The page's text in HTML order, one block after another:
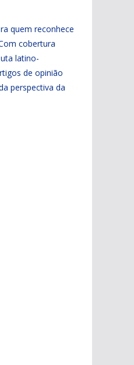
quem reconhece
cobertura
latino-
de opinião
perspectiva da